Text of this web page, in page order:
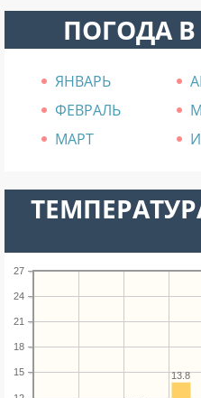
ПОГОДА
ЯНВАРЬ
ФЕВРАЛЬ
МАРТ
15
18
21
24
27
13.8